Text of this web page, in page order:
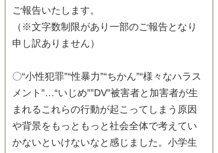
ご報告いた し ま す。
（ ※文字数制 限があ り 一部のご報告と な り
申 し訳あ り ま せん）
〇“小性犯罪”“性暴力”“ちかん”“様 々 なハラ ス
メ ン ト ”…“い じめ””DV”被害者と 加害者が生
ま れるこ れらの行動が起こ って し ま う 原因
や背景を も っ と も っ と社会全体で考え てい
かないと いけないなと 感 じ ま した。 小学生